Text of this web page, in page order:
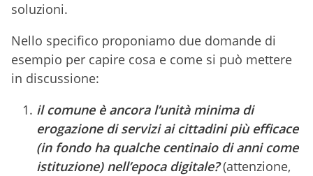
soluzioni.
Nello specifico proponiamo due domande di
esempio per capire cosa e come si può mettere
in discussione:
il comune è ancora l’unità minima di
erogazione di servizi ai cittadini più efficace
(in fondo ha qualche centinaio di anni come
istituzione) nell’epoca digitale?(attenzione,